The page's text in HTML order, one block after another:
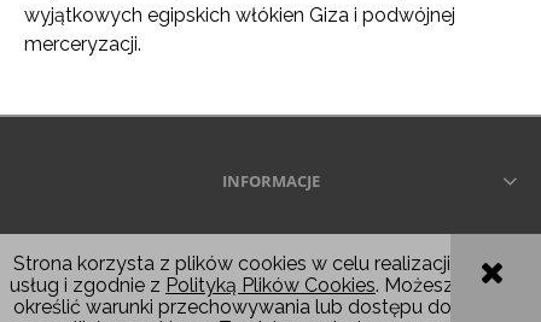
Strona korzysta z plików cookies w celu realizacji
usług i zgodnie z Polityką Plików Cookies. Możesz
określić warunki przechowywania lub dostępu do
wyjątkowych egipskich włókien Giza i podwójnej
merceryzacji.
INFORMACJE
POKAŻ PEŁNĄ WERSJĘ STRONY